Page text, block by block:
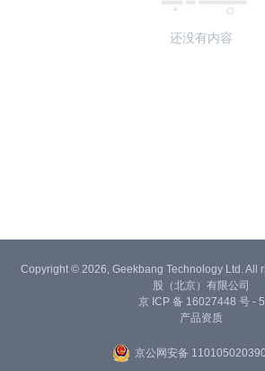
还没有内容
Copyright © 2026, Geekbang Technology Ltd. All
股（北京）有限公司
京 ICP 备 16027448 号 - 5
产品资质
京公网安备